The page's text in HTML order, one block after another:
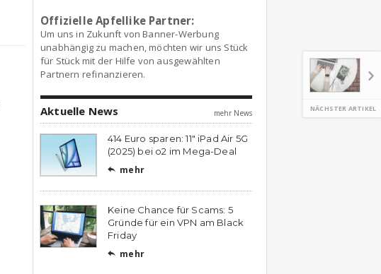
NÄCHSTER ARTIKEL
Offizielle Apfellike Partner:
Um uns in Zukunft von Banner-Werbung
unabhängig zu machen, möchten wir uns Stück
für Stück mit der Hilfe von ausgewählten
Partnern refinanzieren.
Aktuelle News mehr News
414 Euro sparen: 11″ iPad Air 5G
(2025) bei o2 im Mega-Deal
 mehr
Keine Chance für Scams: 5
Gründe für ein VPN am Black
Friday
 mehr